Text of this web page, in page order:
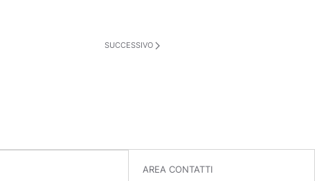
SUCCESSIVO
AREA CONTATTI